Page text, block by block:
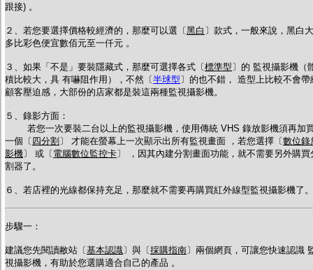
跟接) 。
２、若您要選擇價格較經濟的，那麼可以選〔黑白 〕款式，一般來說，黑白大
多比彩色便宜數佰元至一仟元 。
３、如果「不是」要裝隱藏式，那麼可選擇各式〔標準型 〕的 監視攝影機（
積比較大，具 有嚇阻作用），不然〔半球型 〕的也不錯， 造型上比較不會帶
顧客壓迫感，大部份的店家都是裝這兩種監視攝影機。
５、錄影方面 ：
若您一次要裝二台以上的監視攝影機，使用傳統 VHS 錄放影機須再加
一個〔 四分割 〕 才能在螢幕上一次顯示出所有監視畫面 ，若您選擇 〔數位錄
影機〕 或 〔 電腦數位監控卡〕 ，因其內建分割畫面功能，就不需要另外購買
割器了。
６、若店裡的光線都保持充足，那麼就不需要再購買紅外線型監視攝影機了。
步驟一：
建議您先閱讀敝站〔基本認識〕與〔採購指南〕兩個網頁，可讓您快速認識
視攝影機，有助於您選購適合自己的產品 。